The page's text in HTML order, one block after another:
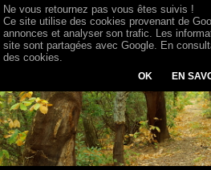
Ne vous retournez pas vous êtes suivis !
Ce site utilise des cookies provenant de
annonces et analyser son trafic. Les
site sont partagées avec Google. En
des cookies.
OK EN